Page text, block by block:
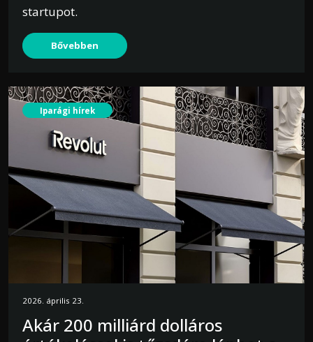
startupot.
Bővebben
Iparági hírek
2026. április 23.
Akár 200 milliárd dolláros